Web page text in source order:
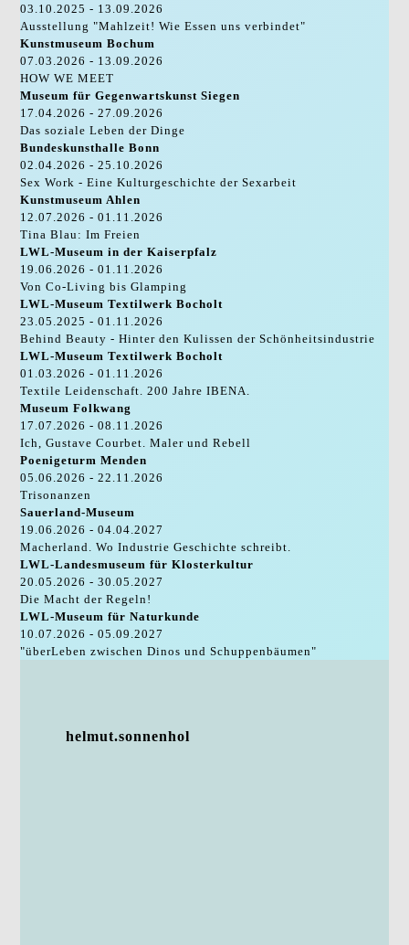
03.10.2025 - 13.09.2026
Ausstellung "Mahlzeit! Wie Essen uns verbindet"
Kunstmuseum Bochum
07.03.2026 - 13.09.2026
HOW WE MEET
Museum für Gegenwartskunst Siegen
17.04.2026 - 27.09.2026
Das soziale Leben der Dinge
Bundeskunsthalle Bonn
02.04.2026 - 25.10.2026
Sex Work - Eine Kulturgeschichte der Sexarbeit
Kunstmuseum Ahlen
12.07.2026 - 01.11.2026
Tina Blau: Im Freien
LWL-Museum in der Kaiserpfalz
19.06.2026 - 01.11.2026
Von Co-Living bis Glamping
LWL-Museum Textilwerk Bocholt
23.05.2025 - 01.11.2026
Behind Beauty - Hinter den Kulissen der Schönheitsindustrie
LWL-Museum Textilwerk Bocholt
01.03.2026 - 01.11.2026
Textile Leidenschaft. 200 Jahre IBENA.
Museum Folkwang
17.07.2026 - 08.11.2026
Ich, Gustave Courbet. Maler und Rebell
Poenigeturm Menden
05.06.2026 - 22.11.2026
Trisonanzen
Sauerland-Museum
19.06.2026 - 04.04.2027
Macherland. Wo Industrie Geschichte schreibt.
LWL-Landesmuseum für Klosterkultur
20.05.2026 - 30.05.2027
Die Macht der Regeln!
LWL-Museum für Naturkunde
10.07.2026 - 05.09.2027
"überLeben zwischen Dinos und Schuppenbäumen"
helmut.sonnenhol